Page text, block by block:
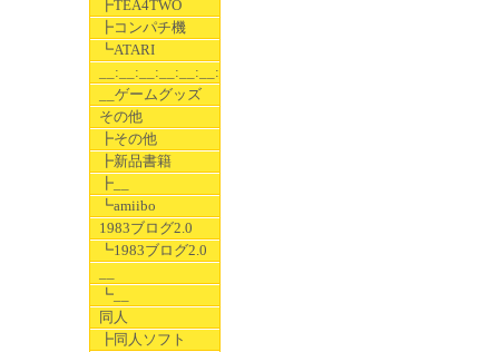
┣TEA4TWO
┣コンパチ機
┗ATARI
__:__:__:__:__:__:__
__ゲームグッズ
その他
┣その他
┣新品書籍
┣__
┗amiibo
1983ブログ2.0
┗1983ブログ2.0
┗__
同人
┣同人ソフト